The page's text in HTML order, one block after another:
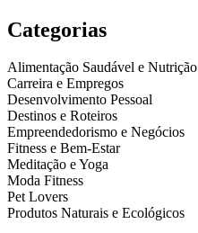
Categorias
Alimentação Saudável e Nutrição
Carreira e Empregos
Desenvolvimento Pessoal
Destinos e Roteiros
Empreendedorismo e Negócios
Fitness e Bem-Estar
Meditação e Yoga
Moda Fitness
Pet Lovers
Produtos Naturais e Ecológicos